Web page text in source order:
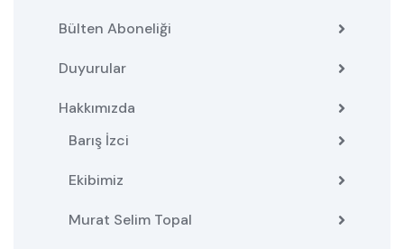
Bülten Aboneliği
Duyurular
Hakkımızda
Barış İzci
Ekibimiz
Murat Selim Topal